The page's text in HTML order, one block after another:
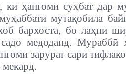
ки ҳангоми суҳбат дар
мутақобила
бархоста, бо лаҳни
медоданд.
зарурат сари